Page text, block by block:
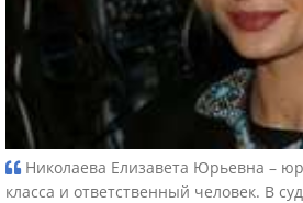
Николаева Елизавета Юрьевна –
класса и ответственный человек. В